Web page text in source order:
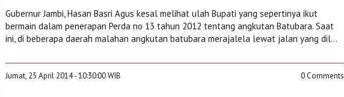
Gubernur Jambi, Hasan Basri Agus kesal melihat ulah Bupati yang sepertinya ikut
bermain dalam penerapan Perda no 13 tahun 2012 tentang angkutan Batubara. Saat
ini, di beberapa daerah malahan angkutan batubara merajalela lewat jalan yang dil...
Jumat, 25 April 2014 - 10:30:00 WIB 0 Comments